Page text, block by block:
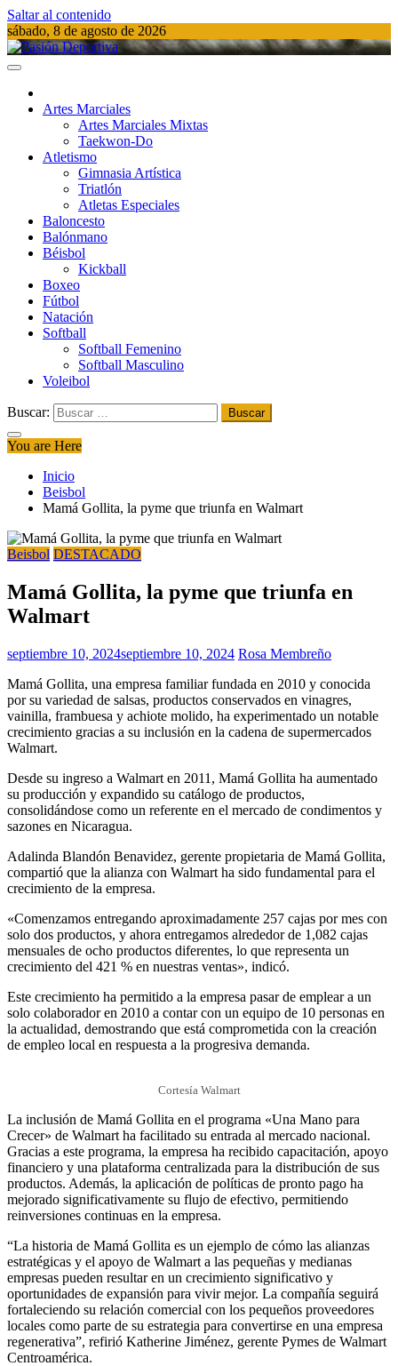
Saltar al contenido
sábado, 8 de agosto de 2026
Artes Marciales
Artes Marciales Mixtas
Taekwon-Do
Atletismo
Gimnasia Artística
Triatlón​
Atletas Especiales
Baloncesto
Balónmano
Béisbol
Kickball​
Boxeo
Fútbol
Natación​
Softball​
Softball​ Femenino
Softball​ Masculino
Voleibol​
Buscar:
You are Here
Inicio
Beisbol
Mamá Gollita, la pyme que triunfa en Walmart
Beisbol DESTACADO
Mamá Gollita, la pyme que triunfa en
Walmart
septiembre 10, 2024septiembre 10, 2024 Rosa Membreño
Mamá Gollita, una empresa familiar fundada en 2010 y conocida
por su variedad de salsas, productos conservados en vinagres,
vainilla, frambuesa y achiote molido, ha experimentado un notable
crecimiento gracias a su inclusión en la cadena de supermercados
Walmart.
Desde su ingreso a Walmart en 2011, Mamá Gollita ha aumentado
su producción y expandido su catálogo de productos,
consolidándose como un referente en el mercado de condimentos y
sazones en Nicaragua.
Adalinda Blandón Benavidez, gerente propietaria de Mamá Gollita,
compartió que la alianza con Walmart ha sido fundamental para el
crecimiento de la empresa.
«Comenzamos entregando aproximadamente 257 cajas por mes con
solo dos productos, y ahora entregamos alrededor de 1,082 cajas
mensuales de ocho productos diferentes, lo que representa un
crecimiento del 421 % en nuestras ventas», indicó.
Este crecimiento ha permitido a la empresa pasar de emplear a un
solo colaborador en 2010 a contar con un equipo de 10 personas en
la actualidad, demostrando que está comprometida con la creación
de empleo local en respuesta a la progresiva demanda.
Cortesía Walmart
La inclusión de Mamá Gollita en el programa «Una Mano para
Crecer» de Walmart ha facilitado su entrada al mercado nacional.
Gracias a este programa, la empresa ha recibido capacitación, apoyo
financiero y una plataforma centralizada para la distribución de sus
productos. Además, la aplicación de políticas de pronto pago ha
mejorado significativamente su flujo de efectivo, permitiendo
reinversiones continuas en la empresa.
“La historia de Mamá Gollita es un ejemplo de cómo las alianzas
estratégicas y el apoyo de Walmart a las pequeñas y medianas
empresas pueden resultar en un crecimiento significativo y
oportunidades de expansión para vivir mejor. La compañía seguirá
fortaleciendo su relación comercial con los pequeños proveedores
locales como parte de su estrategia para convertirse en una empresa
regenerativa”, refirió Katherine Jiménez, gerente Pymes de Walmart
Centroamérica.